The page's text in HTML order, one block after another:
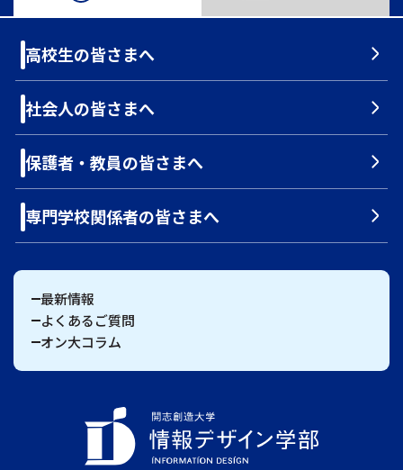
高校生の皆さまへ
社会人の皆さまへ
保護者・教員の皆さまへ
専門学校関係者の皆さまへ
最新情報
よくあるご質問
オン大コラム